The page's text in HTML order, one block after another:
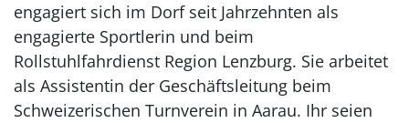
engagiert sich im Dorf seit Jahrzehnten als
engagierte Sportlerin und beim
Rollstuhlfahrdienst Region Lenzburg. Sie arbeitet
als Assistentin der Geschäftsleitung beim
Schweizerischen Turnverein in Aarau. Ihr seien